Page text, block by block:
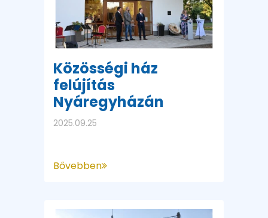
Közösségi ház
felújítás
Nyáregyházán
2025.09.25
Bővebben